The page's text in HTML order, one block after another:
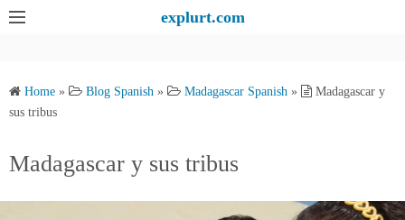
n
explurt.com
Home » Blog Spanish » Madagascar Spanish »
Madagascar y
sus tribus
Madagascar y sus tribus